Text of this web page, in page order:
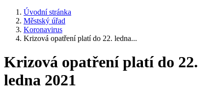
Úvodní stránka
Městský úřad
Koronavirus
Krizová opatření platí do 22. ledna...
Krizová opatření platí do 22.
ledna 2021